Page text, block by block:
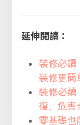
延伸閱讀：
裝修必讀
裝修更簡
裝修必讀
復、危害
零基礎也